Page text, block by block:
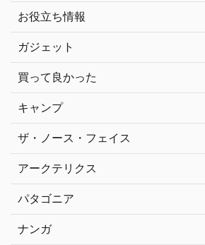
お役立ち情報
ガジェット
買って良かった
キャンプ
ザ・ノース・フェイス
アークテリクス
パタゴニア
ナンガ